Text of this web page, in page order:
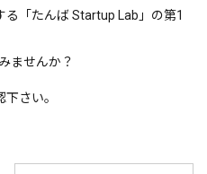
「たんば Startup Lab」の第1
ませんか？
さい。